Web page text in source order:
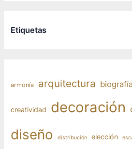
Etiquetas
armonía arquitectura
creatividad decoración
diseño distribución elección